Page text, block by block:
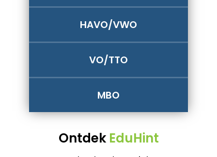
HAVO/VWO
VO/TTO
MBO
Ontdek EduHint